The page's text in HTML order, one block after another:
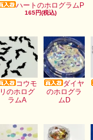
ハートのホログラムP
165円(税込)
コウモ
リのホログ
ラムA
ダイヤ
のホログラ
ムD